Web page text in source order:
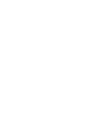
งผู้เรียน : วินัยดี มีทักษะ |